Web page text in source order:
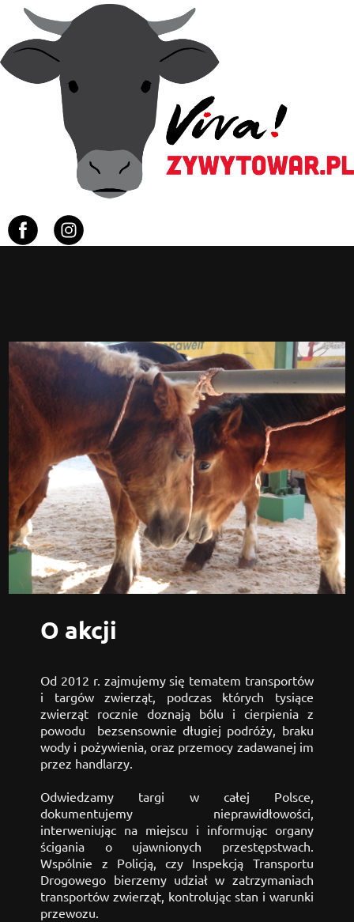
O akcji
Od 2012 r. zajmujemy się tematem transportów
i targów zwierząt, podczas których tysiące
zwierząt rocznie doznają bólu i cierpienia z
powodu  bezsensownie długiej podróży, braku
wody i pożywienia, oraz przemocy zadawanej im
przez handlarzy.
Odwiedzamy
targi w całej Polsce,
dokumentujemy nieprawidłowości,
interweniując na miejscu i informując organy
ścigania o ujawnionych przestępstwach.
Wspólnie z Policją, czy Inspekcją Transportu
Drogowego bierzemy udział w zatrzymaniach
transportów zwierząt, kontrolując stan i warunki
przewozu.